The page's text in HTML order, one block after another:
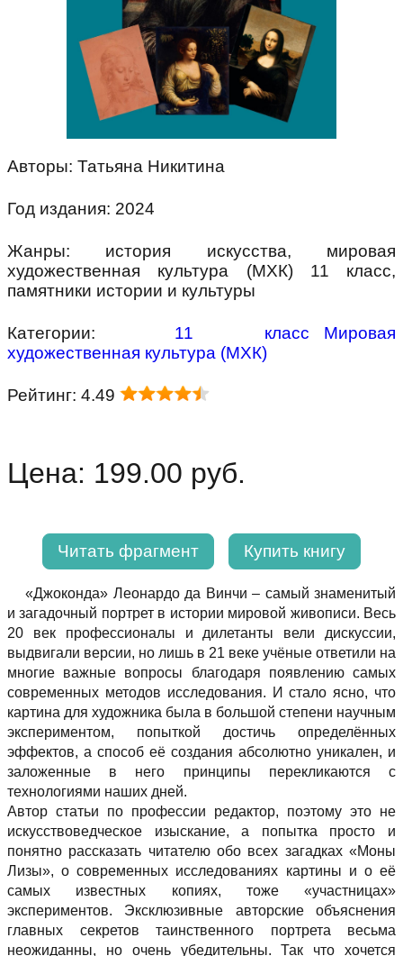
Авторы: Татьяна Никитина
Год издания: 2024
Жанры: история искусства, мировая
художественная культура (МХК) 11 класс,
памятники истории и культуры
Категории: 11 класс
Мировая
художественная культура (МХК)
Рейтинг: 4.49
Цена: 199.00 руб.
Читать фрагмент Купить книгу
«Джоконда» Леонардо да Винчи – самый знаменитый
и загадочный портрет в истории мировой живописи. Весь
20 век профессионалы и дилетанты вели дискуссии,
выдвигали версии, но лишь в 21 веке учёные ответили на
многие важные вопросы благодаря появлению самых
современных методов исследования. И стало ясно, что
картина для художника была в большой степени научным
экспериментом, попыткой достичь определённых
эффектов, а способ её создания абсолютно уникален, и
заложенные в него принципы перекликаются с
технологиями наших дней.
Автор статьи по профессии редактор, поэтому это не
искусствоведческое изыскание, а попытка просто и
понятно рассказать читателю обо всех загадках «Моны
Лизы», о современных исследованиях картины и о её
самых известных копиях, тоже «участницах»
экспериментов. Эксклюзивные авторские объяснения
главных секретов таинственного портрета весьма
неожиданны, но очень убедительны. Так что хочется